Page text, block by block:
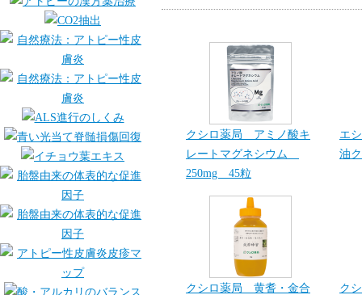
クシロ薬局 アミノ酸キ
レートマグネシウム
250mg 45粒
エ
油
クシロ薬局 黄耆・金合
ク